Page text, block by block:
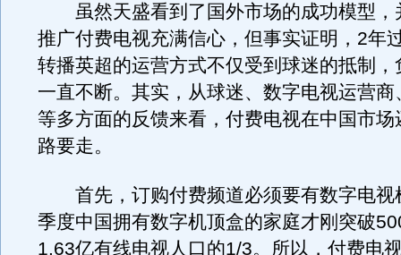
虽然天盛看到了国外市场的成功模型，
推广付费电视充满信心，但事实证明，2年
转播英超的运营方式不仅受到球迷的抵制，
一直不断。其实，从球迷、数字电视运营商
等多方面的反馈来看，付费电视在中国市场
路要走。
首先，订购付费频道必须要有数字电视
季度中国拥有数字机顶盒的家庭才刚突破
1.63亿有线电视人口的1/3。所以，付费电